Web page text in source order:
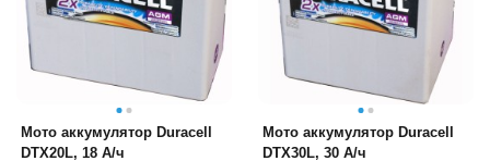
Мото аккумулятор Duracell
DTX20L, 18 А/ч
Мото аккумулятор Duracell
DTX30L, 30 А/ч